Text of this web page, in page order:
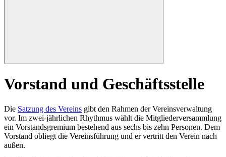
Vorstand und Geschäftsstelle
Die Satzung des Vereins gibt den Rahmen der Vereinsverwaltung
vor. Im zwei-jährlichen Rhythmus wählt die Mitgliederversammlung
ein Vorstandsgremium bestehend aus sechs bis zehn Personen. Dem
Vorstand obliegt die Vereinsführung und er vertritt den Verein nach
außen.